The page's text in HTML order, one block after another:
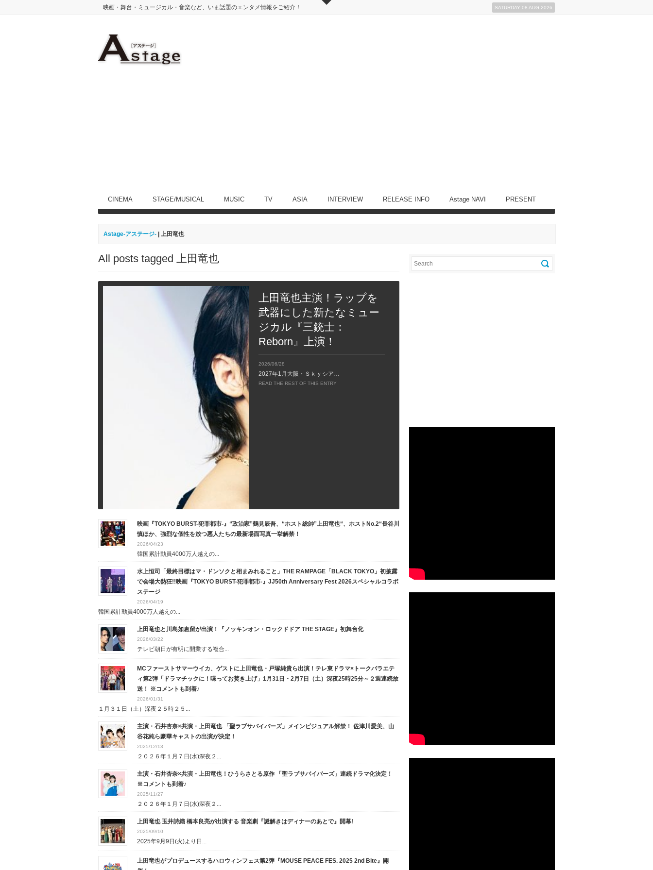
映画・舞台・ミュージカル・音楽など、いま話題のエンタメ情報をご紹介！ SATURDAY 08 AUG 2026
CINEMA STAGE/MUSICAL MUSIC TV ASIA INTERVIEW RELEASE INFO Astage NAVI PRESENT
Astage-アステージ- 上田竜也
All posts tagged 上田竜也
上田竜也主演！ラップを
武器にした新たなミュー
ジカル『三銃士：
Reborn』上演！
2026/06/28
2027年1月大阪・Ｓｋｙシア…
READ THE REST OF THIS ENTRY
映画『TOKYO BURST-犯罪都市-』“政治家”鶴見辰吾、“ホスト総帥”上田竜也“、ホストNo.2“長谷川
慎ほか、強烈な個性を放つ悪人たちの最新場面写真一挙解禁！
2026/04/23
韓国累計動員4000万人越えの...
水上恒司「最終目標はマ・ドンソクと相まみれること」THE RAMPAGE「BLACK TOKYO」初披露
で会場大熱狂!!映画『TOKYO BURST-犯罪都市-』JJ50th Anniversary Fest 2026スペシャルコラボ
ステージ
2026/04/19
韓国累計動員4000万人越えの...
上田竜也と川島如恵留が出演！『ノッキンオン・ロックドドア THE STAGE』初舞台化
2026/03/22
テレビ朝日が有明に開業する複合...
MCファーストサマーウイカ、ゲストに上田竜也・戸塚純貴ら出演！テレ東ドラマ×トークバラエテ
ィ第2弾「ドラマチックに！喋ってお焚き上げ」1月31日・2月7日（土）深夜25時25分～２週連続放
送！ ※コメントも到着♪
2026/01/31
１月３１日（土）深夜２５時２５...
主演・石井杏奈×共演・上田竜也 「聖ラブサバイバーズ」メインビジュアル解禁！ 佐津川愛美、山
谷花純ら豪華キャストの出演が決定！
2025/12/13
２０２６年１月７日(水)深夜２...
主演・石井杏奈×共演・上田竜也！ひうらさとる原作 「聖ラブサバイバーズ」連続ドラマ化決定！
※コメントも到着♪
2025/11/27
２０２６年１月７日(水)深夜２...
上田竜也 玉井詩織 橋本良亮が出演する 音楽劇『謎解きはディナーのあとで』開幕!
2025/09/10
2025年9月9日(火)より日...
上田竜也がプロデュースするハロウィンフェス第2弾『MOUSE PEACE FES. 2025 2nd Bite』開